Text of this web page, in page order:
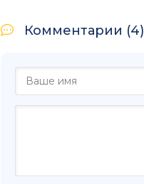
Комментарии (4)